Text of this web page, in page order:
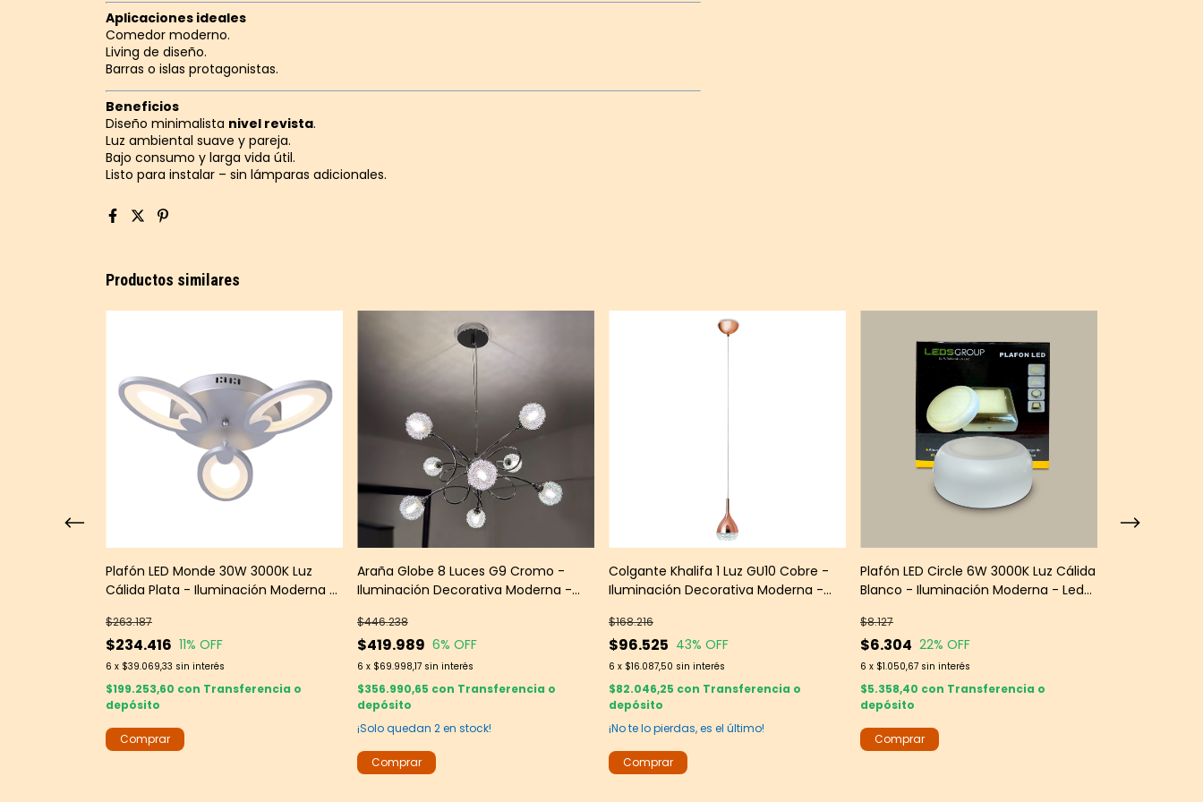
Aplicaciones ideales
Comedor moderno.
Living de diseño.
Barras o islas protagonistas.
Beneficios
Diseño minimalista nivel revista.
Luz ambiental suave y pareja.
Bajo consumo y larga vida útil.
Listo para instalar – sin lámparas adicionales.
Productos similares
Plafón LED Monde 30W 3000K Luz
Cálida Plata - Iluminación Moderna -
$234.416
$263.187
11% OFF
6 x $39.069,33 sin interés
$199.253,60 con Transferencia o
depósito
Araña Globe 8 Luces G9 Cromo -
Iluminación Decorativa Moderna -
$419.989
$446.238
6% OFF
6 x $69.998,17 sin interés
$356.990,65 con Transferencia o
depósito
¡Solo quedan 2en stock!
Colgante Khalifa 1 Luz GU10 Cobre -
Iluminación Decorativa Moderna -
$96.525
$168.216
43% OFF
6 x $16.087,50 sin interés
$82.046,25 con Transferencia o
depósito
¡No te lo pierdas, es el último!
Plafón LED Circle 6W 3000K Luz Cálida
Blanco - Iluminación Moderna - Leds
$6.304
$8.127
22% OFF
6 x $1.050,67 sin interés
$5.358,40 con Transferencia o
depósito